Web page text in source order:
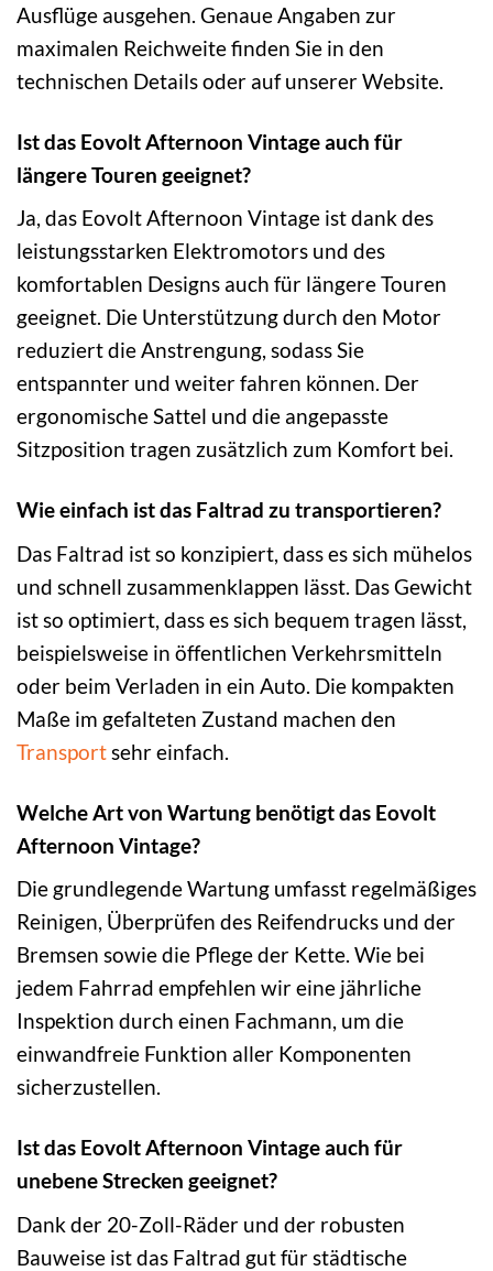
Ausflüge ausgehen. Genaue Angaben zur
maximalen Reichweite finden Sie in den
technischen Details oder auf unserer Website.
Ist das Eovolt Afternoon Vintage auch für
längere Touren geeignet?
Ja, das Eovolt Afternoon Vintage ist dank des
leistungsstarken Elektromotors und des
komfortablen Designs auch für längere Touren
geeignet. Die Unterstützung durch den Motor
reduziert die Anstrengung, sodass Sie
entspannter und weiter fahren können. Der
ergonomische Sattel und die angepasste
Sitzposition tragen zusätzlich zum Komfort bei.
Wie einfach ist das Faltrad zu transportieren?
Das Faltrad ist so konzipiert, dass es sich mühelos
und schnell zusammenklappen lässt. Das Gewicht
ist so optimiert, dass es sich bequem tragen lässt,
beispielsweise in öffentlichen Verkehrsmitteln
oder beim Verladen in ein Auto. Die kompakten
Maße im gefalteten Zustand machen den
Transportsehr einfach.
Welche Art von Wartung benötigt das Eovolt
Afternoon Vintage?
Die grundlegende Wartung umfasst regelmäßiges
Reinigen, Überprüfen des Reifendrucks und der
Bremsen sowie die Pflege der Kette. Wie bei
jedem Fahrrad empfehlen wir eine jährliche
Inspektion durch einen Fachmann, um die
einwandfreie Funktion aller Komponenten
sicherzustellen.
Ist das Eovolt Afternoon Vintage auch für
unebene Strecken geeignet?
Dank der 20-Zoll-Räder und der robusten
Bauweise ist das Faltrad gut für städtische